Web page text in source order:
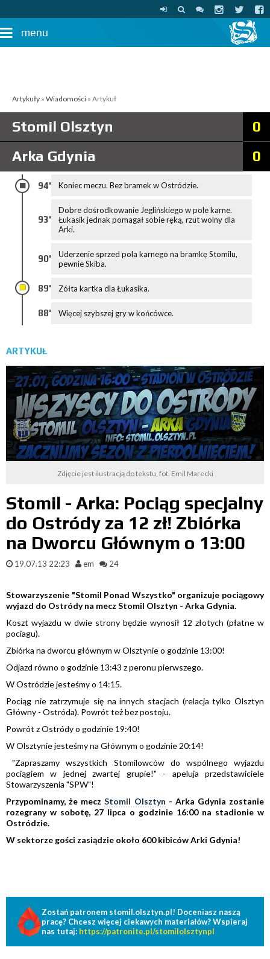
menu
Artykuły » Wiadomości » Artykuł
Stomil Olsztyn
0
Arka Gdynia
0
94' Koniec meczu. Bez bramek w Ostródzie.
93'
Dobre dośrodkowanie Jeglińskiego w pole karne.
Łukasik jednak pomagał sobie ręką, rzut wolny dla
Arki.
90'
Uderzenie sprzed pola karnego na bramkę Stomilu,
pewnie Skiba.
89' Zółta kartka dla Łukasika.
88' Więcej szybszej gry w końcówce.
ARTYKUŁ
Zdjęcie jest ilustracją do tekstu, fot. Emil Marecki
Stomil - Arka: Pociąg specjalny
do Ostródy za 12 zł! Zbiórka
na Dworcu Głównym o 13:00
19.07.13 22:23 em 24
Stowarzyszenie "Stomil Ponad Wszystko" organizuje pociągowy
wyjazd do Ostródy na mecz Stomil Olsztyn - Arka Gdynia.
Koszt wyjazdu w dwie strony będzie wynosił 12 złotych (płatne w
pociagu).
Zbiórka na dworcu głównym w Olsztynie o godzinie 13:00!
Odjazd równo o godzinie 13:43 z peronu pierwszego.
W Ostródzie jesteśmy o 14:15.
Pociąg nie zatrzymuje się na innych stacjach (relacja tylko Olsztyn
Główny - Ostróda). Powrót też bez postoju.
Powrót z Ostródy o godzinie 19:40!
W Olsztynie jesteśmy na Głównym o godzinie 20:14!
"Zapraszamy wszystkich Stomilowców do wspólnego wyjazdu
pociągiem w jednej zwartej grupie!" - apeluja przedstawiciele
Stowarzyszenia "SPW"!
Przypominamy, że meczStomil Olsztyn - Arka Gdynia zostanie
rozegrany w sobotę, 27 lipca o godzinie 16:00 na stadionie w
Ostródzie.
W sektorze gości zasiądzie około 600 kibiców Arki Gdynia!
Zostań patronem stomil.olsztyn.pl! Doceniasz naszą
pracę? Chcesz więcej ciekawych materiałów? Wspieraj
nas tutaj: https://patronite.pl/stomilolsztynpl